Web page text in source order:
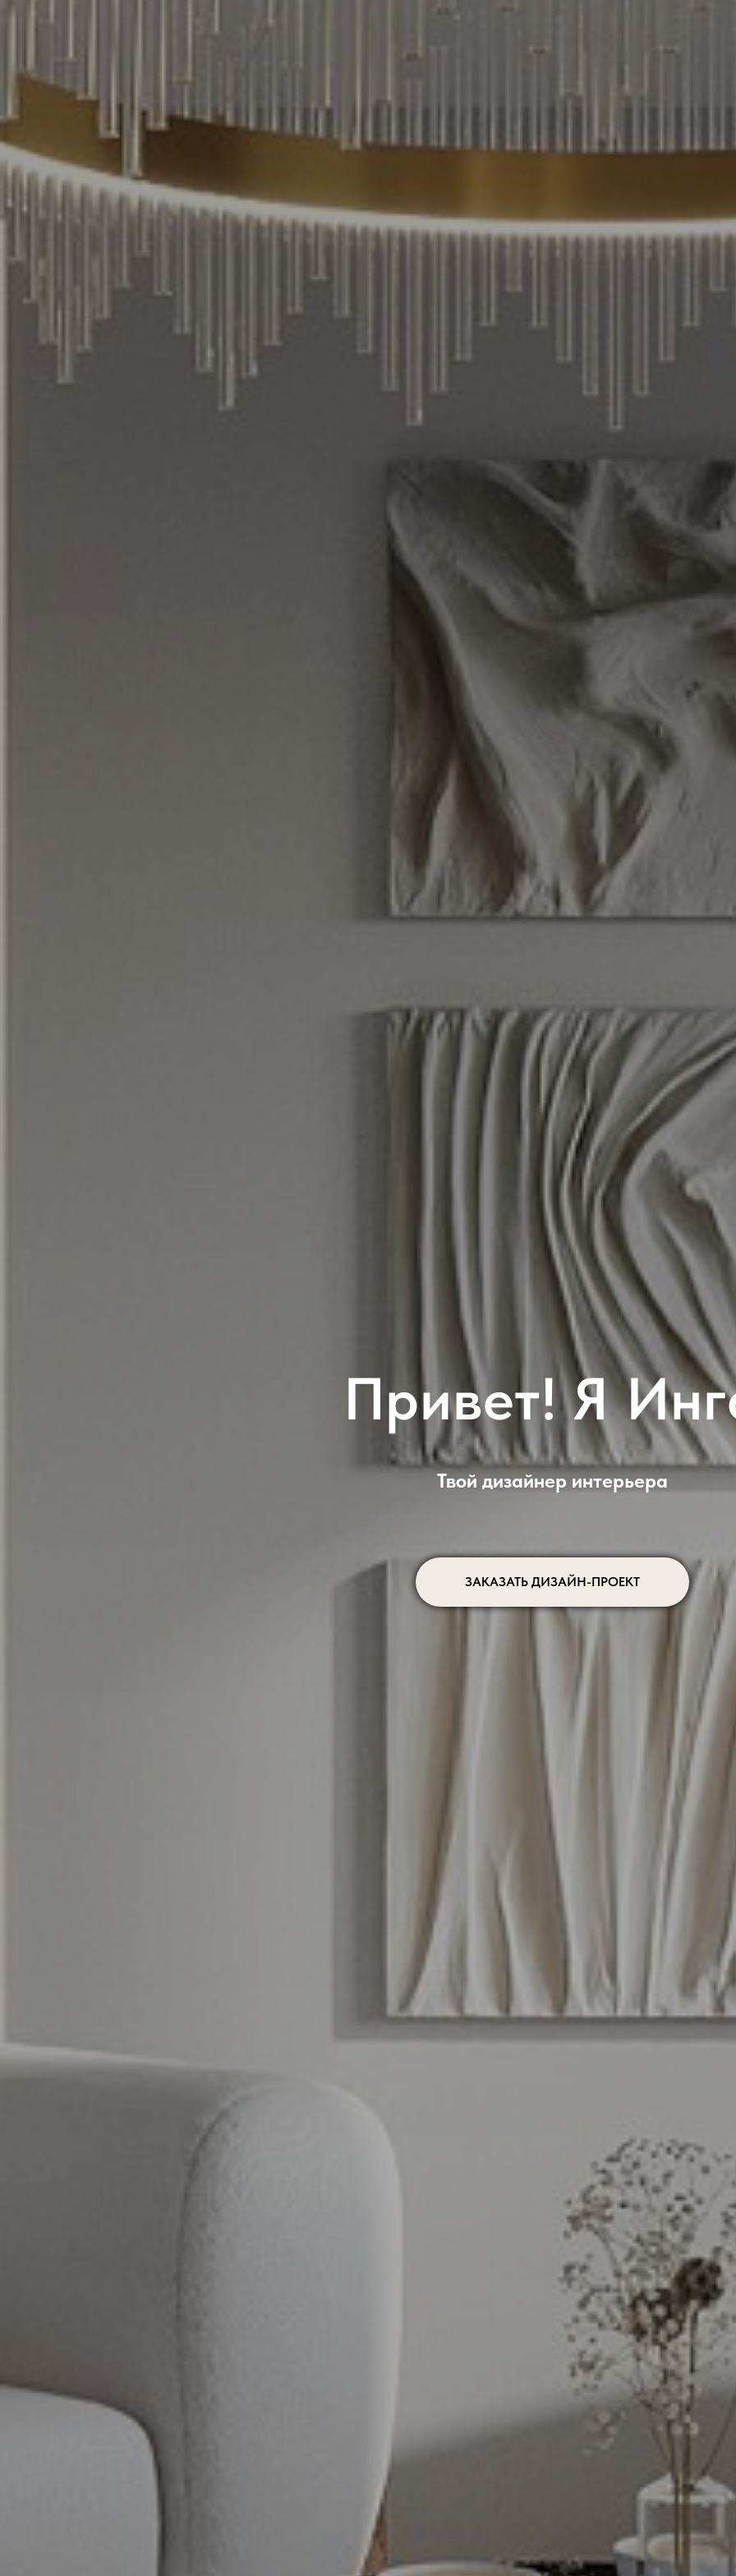
Привет! Я
Твой дизайнер интерьера
ЗАКАЗАТЬ ДИЗАЙН-ПРОЕКТ